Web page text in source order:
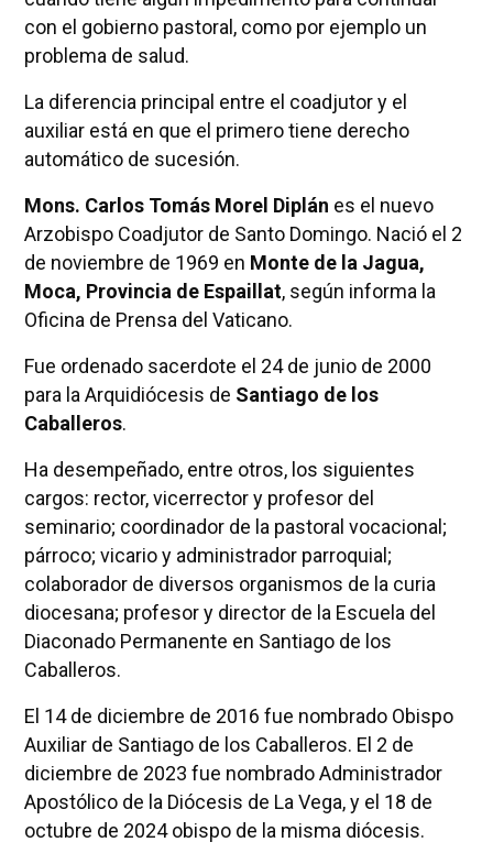
con el gobierno pastoral, como por ejemplo un
problema de salud.
La diferencia principal entre el coadjutor y el
auxiliar está en que el primero tiene derecho
automático de sucesión.
Mons. Carlos Tomás Morel Diplán es el nuevo
Arzobispo Coadjutor de Santo Domingo. Nació el 2
de noviembre de 1969 en Monte de la Jagua,
Moca, Provincia de Espaillat, según informa la
Oficina de Prensa del Vaticano.
Fue ordenado sacerdote el 24 de junio de 2000
para la Arquidiócesis de Santiago de los
Caballeros.
Ha desempeñado, entre otros, los siguientes
cargos: rector, vicerrector y profesor del
seminario; coordinador de la pastoral vocacional;
párroco; vicario y administrador parroquial;
colaborador de diversos organismos de la curia
diocesana; profesor y director de la Escuela del
Diaconado Permanente en Santiago de los
Caballeros.
El 14 de diciembre de 2016 fue nombrado Obispo
Auxiliar de Santiago de los Caballeros. El 2 de
diciembre de 2023 fue nombrado Administrador
Apostólico de la Diócesis de La Vega, y el 18 de
octubre de 2024 obispo de la misma diócesis.